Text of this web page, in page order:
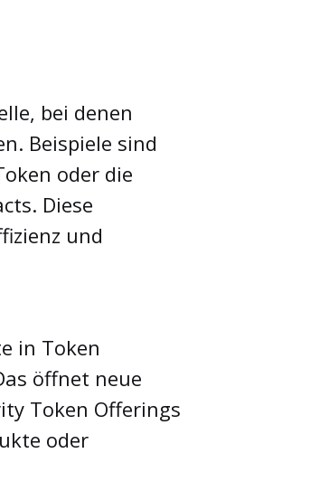
bei denen
Beispiele sind
oder die
Diese
und
in Token
öffnet neue
Token Offerings
oder